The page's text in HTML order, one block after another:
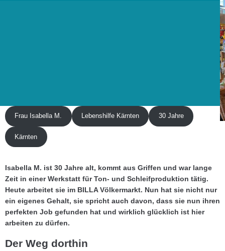
Frau Isabella M. Lebenshilfe Kärnten 30 Jahre
Kärnten
Isabella M. ist 30 Jahre alt, kommt aus Griffen und war lange
Zeit in einer Werkstatt für Ton- und Schleifproduktion tätig.
Heute arbeitet sie im BILLA Völkermarkt. Nun hat sie nicht nur
ein eigenes Gehalt, sie spricht auch davon, dass sie nun ihren
perfekten Job gefunden hat und wirklich glücklich ist hier
arbeiten zu dürfen.
Der Weg dorthin